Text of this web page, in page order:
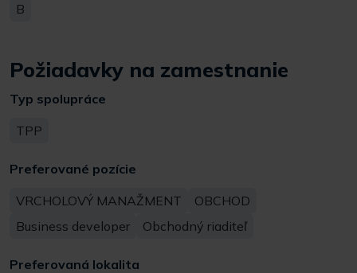
B
Požiadavky na zamestnanie
Typ spolupráce
TPP
Preferované pozície
VRCHOLOVÝ MANAŽMENT
OBCHOD
Business developer
Obchodný riaditeľ
Preferovaná lokalita